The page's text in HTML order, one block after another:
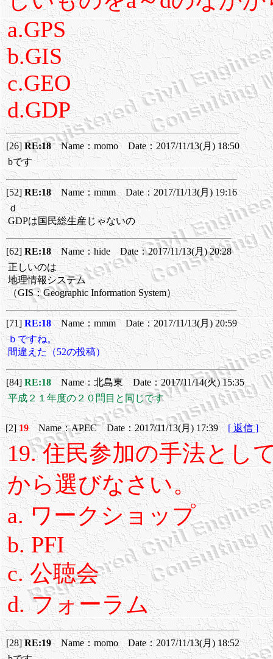
a.GPS
b.GIS
c.GEO
d.GDP
[26] RE:18Name：momo Date：2017/11/13(月) 18:50
bです
[52]RE:18Name：mmm Date：2017/11/13(月) 19:16
ｄ
GDPは国民総生産じゃないの
[62] RE:18Name：hide Date：2017/11/13(月) 20:28
正しいのは
地理情報システム
（GIS：Geographic Information System）
[71] RE:18Name：mmm Date：2017/11/13(月) 20:59
ｂですね。
間違えた（52の投稿）
[84] RE:18Name：北島東 Date：2017/11/14(火) 15:35
平成２１年度の２０問目と同じです
[2]19Name：APEC Date：2017/11/13(月) 17:39[ 返信 ]
19. 住民参加の手法とし
から選びなさい。
a. ワークショップ
b. PFI
c. 公聴会
d. フォーラム
[28]RE:19Name：momo Date：2017/11/13(月) 18:52